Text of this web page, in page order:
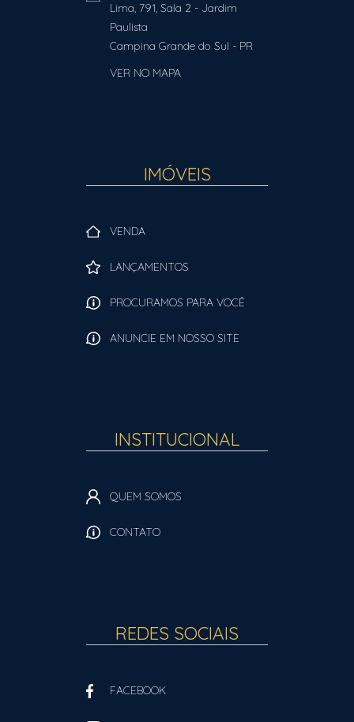
Lima, 791, Sala 2 - Jardim
Paulista
Campina Grande do Sul - PR
VER NO MAPA
IMÓVEIS
VENDA
LANÇAMENTOS
PROCURAMOS PARA VOCÊ
ANUNCIE EM NOSSO SITE
INSTITUCIONAL
QUEM SOMOS
CONTATO
REDES SOCIAIS
FACEBOOK